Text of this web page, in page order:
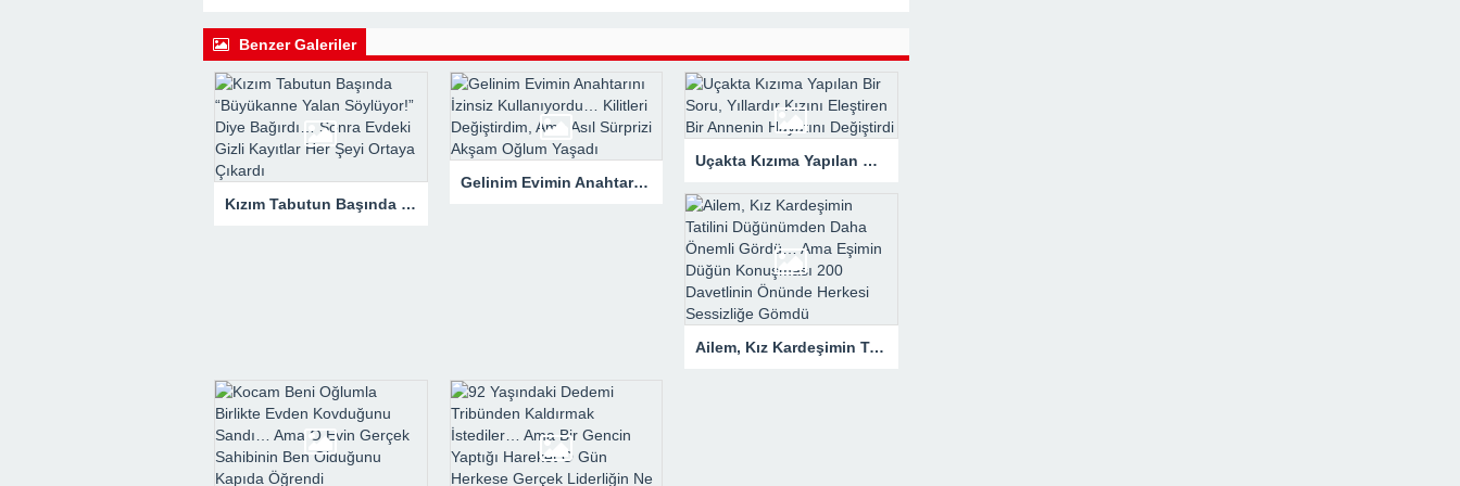
23:11 -Kızım Tabutun Başında “Büyükanne Yalan Söylüyor!” Diye Bağırdı… Sonra Evdeki Gizli Kayıtlar Her
Şeyi Ortaya Çıkardı
Benzer Galeriler
Kızım Tabutun Başında “Büyükanne Yalan Söylüyor!” Diye Bağırdı… Sonra Evdeki Gizli Kayıtlar Her Şeyi Ortaya Çıkardı
Gelinim Evimin Anahtarını İzinsiz Kullanıyordu… Kilitleri Değiştirdim, Ama Asıl Sürprizi Akşam Oğlum Yaşadı
Uçakta Kızıma Yapılan Bir Soru, Yıllardır Kızını Eleştiren Bir Annenin Hayatını Değiştirdi
Ailem, Kız Kardeşimin Tatilini Düğünümden Daha Önemli Gördü… Ama Eşimin Düğün Konuşması 200 Davetlinin Önünde Herkesi Sessizliğe Gömdü